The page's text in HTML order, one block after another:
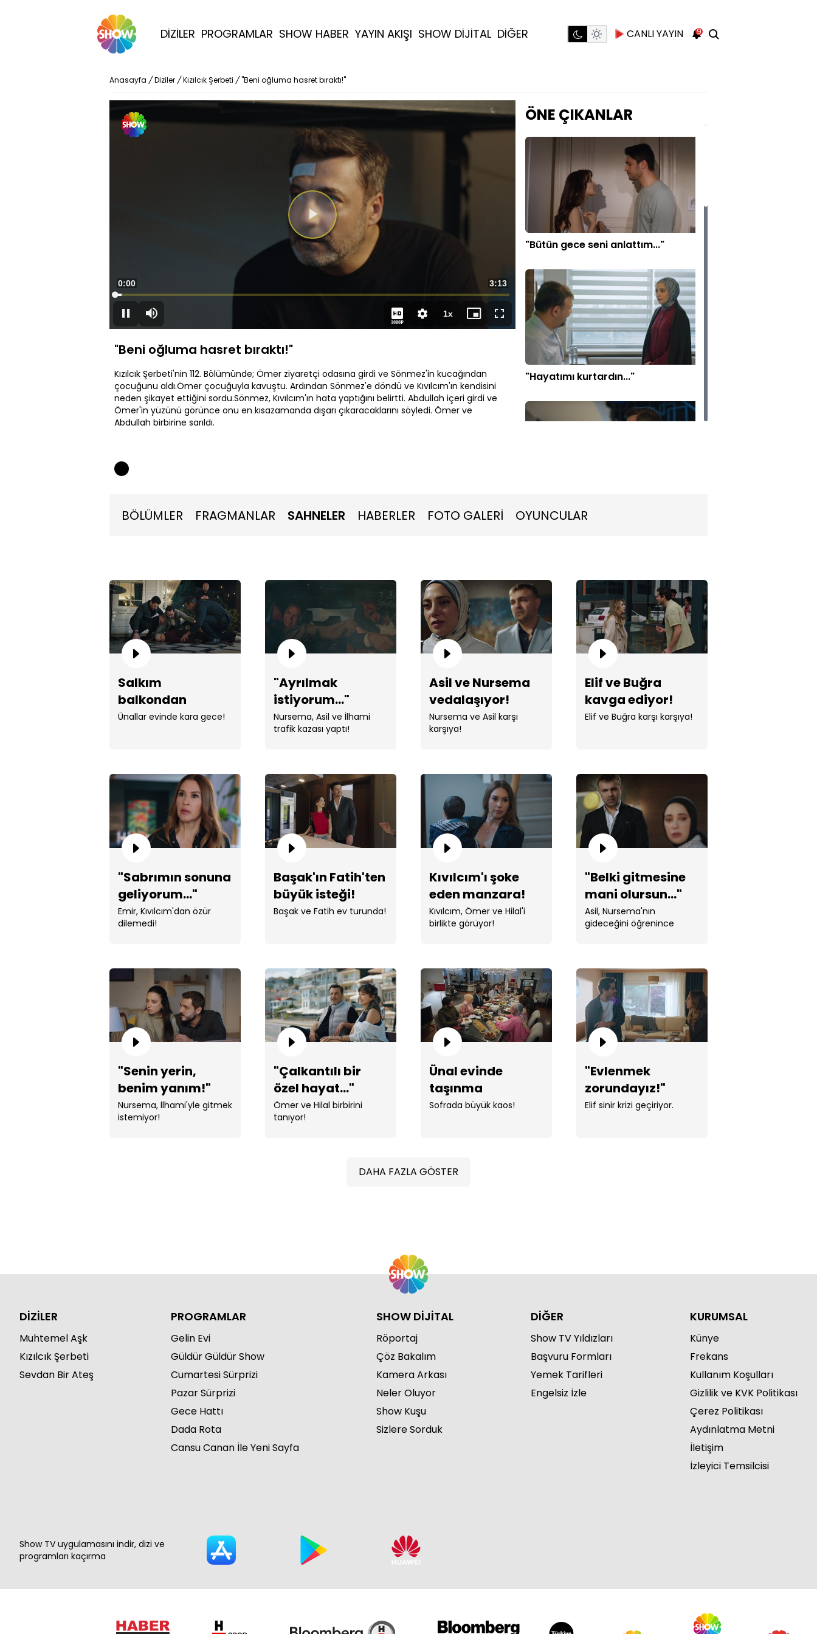
DİZİLER PROGRAMLAR SHOW HABER YAYIN AKIŞI SHOW DİJİTAL DİĞER CANLI YAYIN 9
Anasayfa / Diziler / Kızılcık Şerbeti / "Beni oğluma hasret bıraktı!"
Videoyu
Oynat
DuraklatSessiz
Süre
0:00 Toplam
Süre
3:13
1080P
Yüklendi:
1xOynatma
Mini
oynatıcı
Tam
Ekran
"Beni oğluma hasret bıraktı!"
Kızılcık Şerbeti'nin 112. Bölümünde; Ömer ziyaretçi odasına girdi ve Sönmez'in kucağından
çocuğunu aldı.Ömer çocuğuyla kavuştu. Ardından Sönmez'e döndü ve Kıvılcım'ın kendisini
neden şikayet ettiğini sordu.Sönmez, Kıvılcım'ın hata yaptığını belirtti. Abdullah içeri girdi ve
Ömer'in yüzünü görünce onu en kısazamanda dışarı çıkaracaklarını söyledi. Ömer ve
Abdullah birbirine sarıldı.
ÖNE ÇIKANLAR
"Bütün gece seni anlattım..."
"Hayatımı kurtardın..."
"Sana ayırdığım sürenin artık
sonuna geldin!"
"Başak'la taşınma kararı aldık!"
Asil ve Nursema vedalaşıyor!
"Belki gitmesine mani olursun..."
Salkım balkondan düşüyor!
BÖLÜMLER FRAGMANLAR SAHNELER HABERLER FOTO GALERİ OYUNCULAR
Salkım
balkondan
düşüyor!
Ünallar evinde kara gece!
"Ayrılmak
istiyorum..."
Nursema, Asil ve İlhami
trafik kazası yaptı!
Asil ve Nursema
vedalaşıyor!
Nursema ve Asil karşı
karşıya!
Elif ve Buğra
kavga ediyor!
Elif ve Buğra karşı karşıya!
"Sabrımın sonuna
geliyorum..."
Emir, Kıvılcım'dan özür
dilemedi!
Başak'ın Fatih'ten
büyük isteği!
Başak ve Fatih ev turunda!
Kıvılcım'ı şoke
eden manzara!
Kıvılcım, Ömer ve Hilal'i
birlikte görüyor!
"Belki gitmesine
mani olursun..."
Asil, Nursema'nın
gideceğini öğrenince
"Senin yerin,
benim yanım!"
Nursema, İlhami'yle gitmek
istemiyor!
"Çalkantılı bir
özel hayat..."
Ömer ve Hilal birbirini
tanıyor!
Ünal evinde
taşınma
gerginliği!
Sofrada büyük kaos!
"Evlenmek
zorundayız!"
Elif sinir krizi geçiriyor.
DAHA FAZLA GÖSTER
DİZİLER
Muhtemel Aşk
Kızılcık Şerbeti
Sevdan Bir Ateş
PROGRAMLAR
Gelin Evi
Güldür Güldür Show
Cumartesi Sürprizi
Pazar Sürprizi
Gece Hattı
Dada Rota
Cansu Canan İle Yeni Sayfa
SHOW DİJİTAL
Röportaj
Çöz Bakalım
Kamera Arkası
Neler Oluyor
Show Kuşu
Sizlere Sorduk
DİĞER
Show TV Yıldızları
Başvuru Formları
Yemek Tarifleri
Engelsiz İzle
KURUMSAL
Künye
Frekans
Kullanım Koşulları
Gizlilik ve KVK Politikası
Çerez Politikası
Aydınlatma Metni
İletişim
İzleyici Temsilcisi
Show TV uygulamasını indir, dizi ve
programları kaçırma